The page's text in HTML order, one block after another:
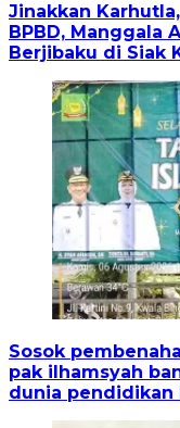
Jinakkan
BPBD, Manggala
Berjibaku di Siak
Sosok
pak ilhamsyah
dunia pendidikan